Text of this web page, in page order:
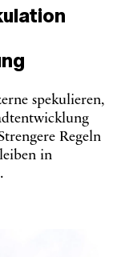
spekulieren,
Regeln
in